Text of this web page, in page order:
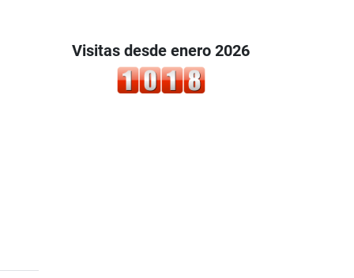
Visitas desde enero 2026